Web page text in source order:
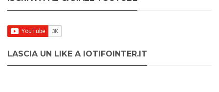
LASCIA UN LIKE A IOTIFOINTER.IT